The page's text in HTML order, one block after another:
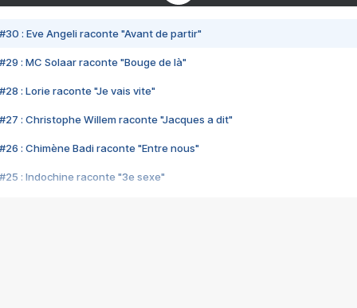
#30 : Eve Angeli raconte "Avant de partir"
#29 : MC Solaar raconte "Bouge de là"
#28 : Lorie raconte "Je vais vite"
#27 : Christophe Willem raconte "Jacques a dit"
#26 : Chimène Badi raconte "Entre nous"
#25 : Indochine raconte "3e sexe"